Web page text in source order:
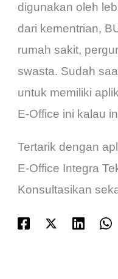
digunakan oleh
dari kementrian,
rumah sakit,
swasta. Sudah
untuk memiliki
E-Office ini kalau
Tertarik dengan
E-Office Integra
Konsultasikan